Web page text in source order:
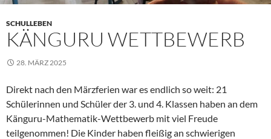
SCHULLEBEN
KÄNGURU WETTBEWERB
28. MÄRZ 2025
Direkt nach den Märzferien war es endlich so weit: 21
Schülerinnen und Schüler der 3. und 4. Klassen haben an dem
Känguru-Mathematik-Wettbewerb mit viel Freude
teilgenommen! Die Kinder haben fleißig an schwierigen